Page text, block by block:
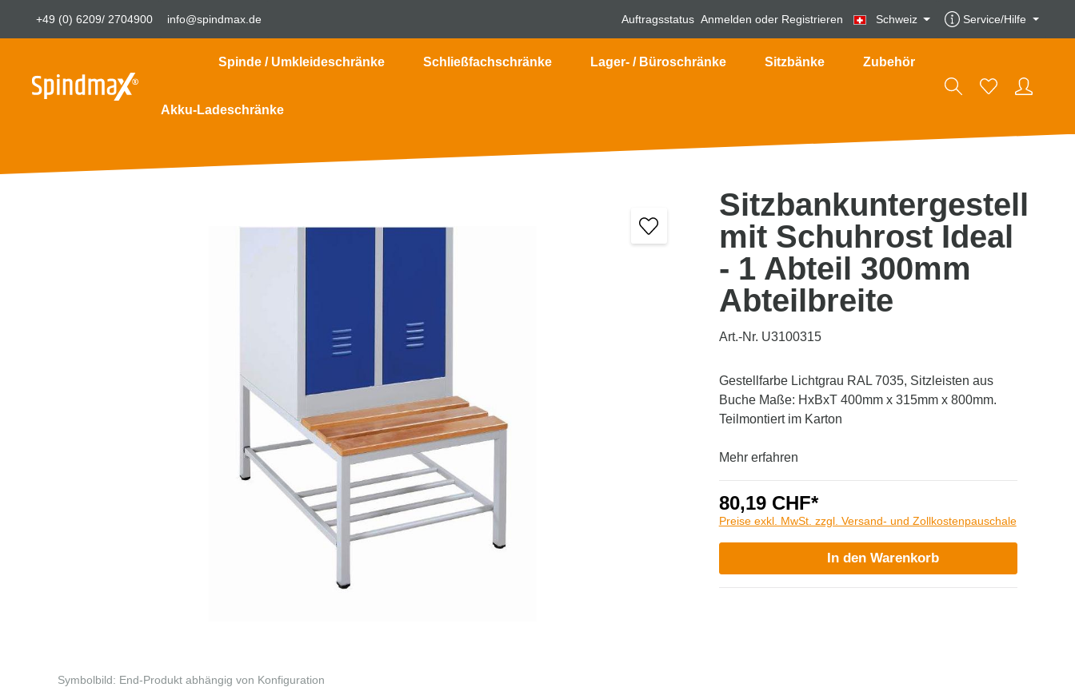
+49 (0) 6209/ 2704900 info@spindmax.de Auftragsstatus Anmelden oder Registrieren Schweiz Service/Hilfe
Spinde / Umkleideschränke Schließfachschränke Lager- / Büroschränke Sitzbänke Zubehör
Akku-Ladeschränke
Symbolbild: End-Produkt abhängig von Konfiguration
Sitzbankuntergestell
mit Schuhrost Ideal
- 1 Abteil 300mm
Abteilbreite
Art.-Nr. U3100315
Gestellfarbe Lichtgrau RAL 7035, Sitzleisten aus
Buche Maße: HxBxT 400mm x 315mm x 800mm.
Teilmontiert im Karton
Mehr erfahren
80,19 CHF*
Preise exkl. MwSt. zzgl. Versand- und Zollkostenpauschale
In den Warenkorb